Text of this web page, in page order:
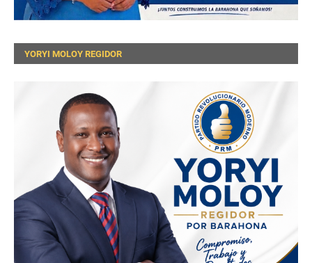
YORYI MOLOY REGIDOR